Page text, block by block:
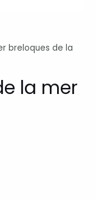
breloques de la
la mer